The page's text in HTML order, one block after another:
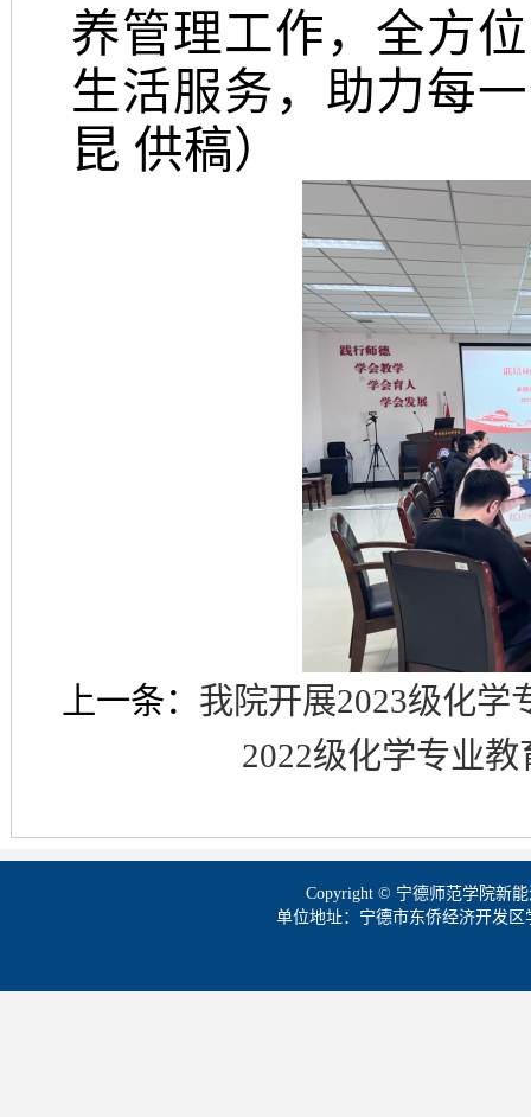
养管理工作，全方
生活服务，助力每
昆 供稿）
上一条： 我院开展2023级化学
2022级化学专业
Copyright © 宁德师范学院新
单位地址：宁德市东侨经济开发